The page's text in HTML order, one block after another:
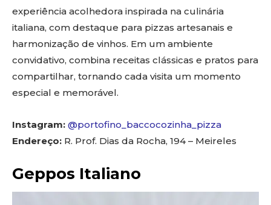
experiência acolhedora inspirada na culinária
italiana, com destaque para pizzas artesanais e
harmonização de vinhos. Em um ambiente
convidativo, combina receitas clássicas e pratos para
compartilhar, tornando cada visita um momento
especial e memorável.
Instagram: @portofino_baccocozinha_pizza
Endereço: R. Prof. Dias da Rocha, 194 – Meireles
Geppos Italiano